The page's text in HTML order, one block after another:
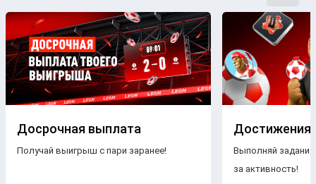
Досрочная выплата
Получай выигрыш с пари заранее!
Достижения
Выполняй
за активность!